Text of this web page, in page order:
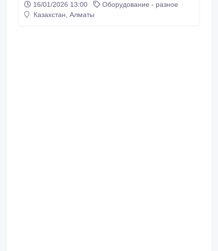
тех, кто однажды посещал бассейны. Но особый
шик бассейну придают водопады. Упругая и живая
16/01/2026 13:00
Оборудование - разное
Казахстан, Алматы